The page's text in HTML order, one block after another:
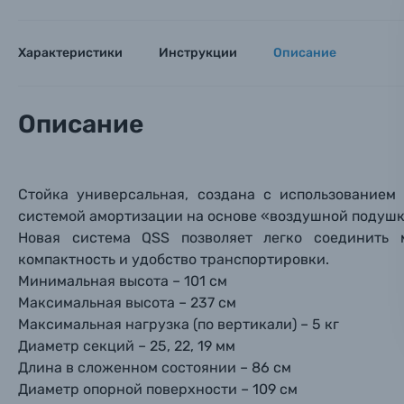
Электроника
Материалы
Осветительное оборудование
Фоторамки
Фотоальбомы
Книги о фотографии, альбомы известных
Вами с
Нажимая
Характеристики Инструкции Описание
Описание
Стойка универсальная, создана с
системой амортизации на основе «воздушной
Новая система QSS позволяет легко
компактность и удобство транспортировки.
Минимальная высота – 101 см
Максимальная высота – 237 см
Максимальная нагрузка (по вертикали) – 5 кг
Диаметр секций – 25, 22, 19 мм
Длина в сложенном состоянии – 86 см
Диаметр опорной поверхности – 109 см